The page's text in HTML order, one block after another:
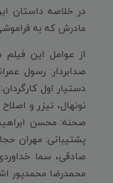
در خلاصه داستان
مادرش که به
از عوامل این فیلم
صدابردار: رسول
دستیار اول
نونهال، تیزر و
صحنه: محسن
پشتیبانی: مهران
صادقی، سما
محمدرضا محمدپور